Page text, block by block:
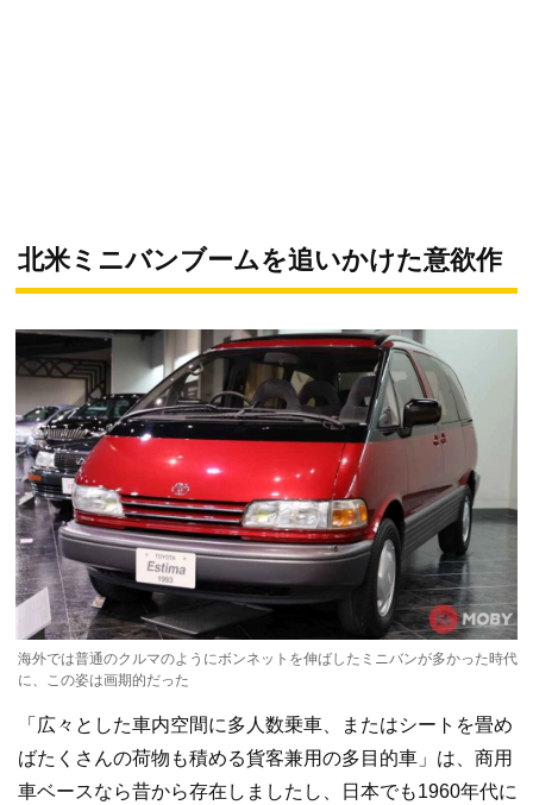
北米ミニバンブームを追いかけた意欲作
海外では普通のクルマのようにボンネットを伸ばしたミニバンが多かった時代
に、この姿は画期的だった
「広々とした車内空間に多人数乗車、またはシートを畳め
ばたくさんの荷物も積める貨客兼用の多目的車」は、商用
車ベースなら昔から存在しましたし、日本でも1960年代に